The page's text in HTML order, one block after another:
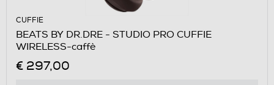
CUFFIE
BEATS BY DR.DRE - STUDIO PRO CUFFIE
WIRELESS-caffè
€ 297,00